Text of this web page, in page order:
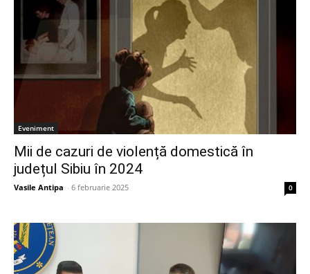
Eveniment
Mii de cazuri de violență domestică în
județul Sibiu în 2024
Vasile Antipa - 6 februarie 2025 0